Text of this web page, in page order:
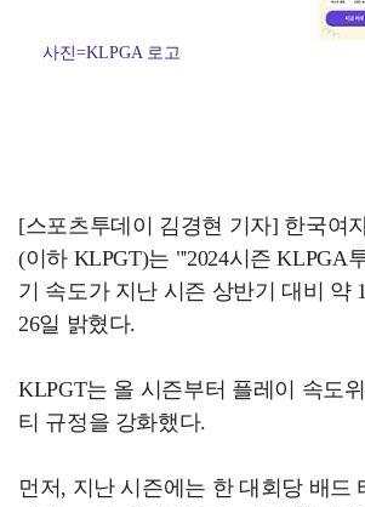
사진=KLPGA 로고
[스포츠투데이 김경현 기자] 한국여
(이하 KLPGT)는 "'2024시즌 KLPGA
기 속도가 지난 시즌 상반기 대비 약
26일 밝혔다.
KLPGT는 올 시즌부터 플레이 속도
티 규정을 강화했다.
먼저, 지난 시즌에는 한 대회당 배드